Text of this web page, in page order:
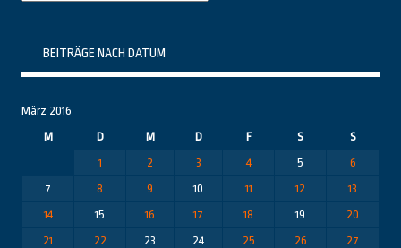
BEITRÄGE NACH DATUM
März 2016
M
D M D F S
S
1
2 3 4 5
6
7
8 9 10 11 12
13
14
15 16 17 18 19
20
21
22 23 24 25 26
27